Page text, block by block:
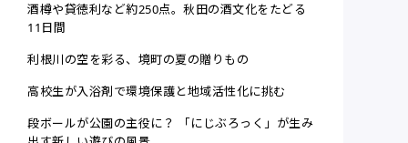
酒樽や貸徳利など約250点。秋田の酒文化をたどる
11日間
利根川の空を彩る、境町の夏の贈りもの
高校生が入浴剤で環境保護と地域活性化に挑む
段ボールが公園の主役に？ 「にじぶろっく」が生み